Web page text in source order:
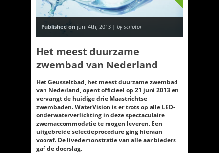
Published on juni 4th, 2013 | by scriptor
Het meest duurzame
zwembad van Nederland
Het Geusseltbad, het meest duurzame zwembad
van Nederland, opent officieel op 21 juni 2013 en
vervangt de huidige drie Maastrichtse
zwembaden. WaterVision is er trots op alle LED-
onderwaterverlichting in deze spectaculaire
zwemaccommodatie te mogen leveren. Een
uitgebreide selectieprocedure ging hieraan
vooraf. De livedemonstratie van alle aanbieders
gaf de doorslag.